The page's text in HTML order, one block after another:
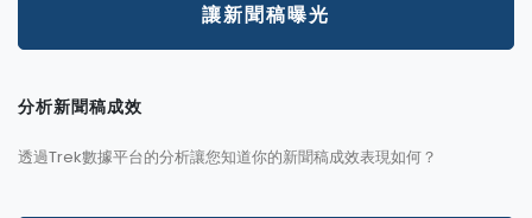
讓新聞稿曝光
分析新聞稿成效
透過Trek數據平台的分析讓您知道你的新聞稿成效表現如何？